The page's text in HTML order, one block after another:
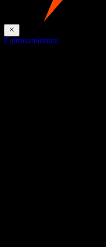
Entrenamientos